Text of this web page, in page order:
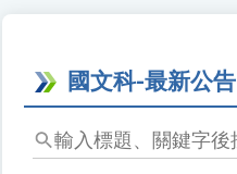
國文科-最新公告
輸
入